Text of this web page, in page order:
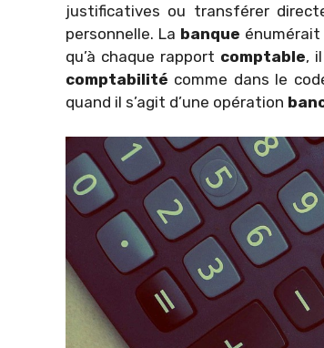
justificatives ou transférer
personnelle. La banque
qu’à chaque rapport comptable,
comptabilité comme dans le
quand il s’agit d’une opération